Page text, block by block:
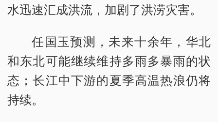
水迅速汇成洪流，加剧了洪涝灾害。
任国玉预测，未来十余年，华北
和东北可能继续维持多雨多暴雨的状
态；长江中下游的夏季高温热浪仍将
持续。